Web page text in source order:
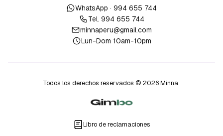
WhatsApp · 994 655 744
Tel. 994 655 744
minnaperu@gmail.com
Lun-Dom 10am-10pm
Todos los derechos reservados © 2026 Minna.
Libro de reclamaciones